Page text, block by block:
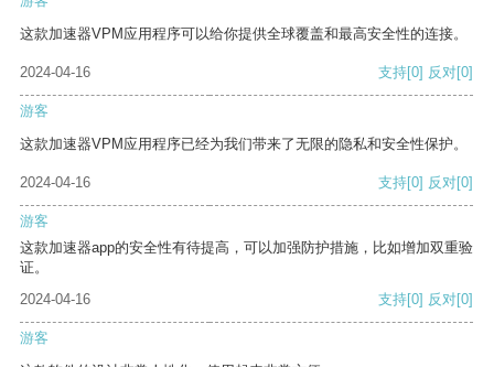
这款加速器VPM应用程序可以给你提供全球覆盖和最高安全性的连接。
2024-04-16 支持[0] 反对[0]
游客
这款加速器VPM应用程序已经为我们带来了无限的隐私和安全性保护。
2024-04-16 支持[0] 反对[0]
游客
这款加速器app的安全性有待提高，可以加强防护措施，比如增加双重验
证。
2024-04-16
支持[0] 反对[0]
游客